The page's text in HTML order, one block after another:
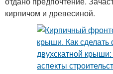
кирпичом и древесиной.